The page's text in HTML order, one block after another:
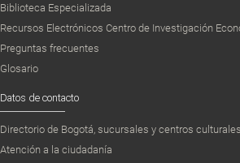
Biblioteca Especializada
Recursos Electrónicos Centro de Investigación
Preguntas frecuentes
Glosario
Datos de contacto
Directorio de Bogotá, sucursales y centros culturales
Atención a la ciudadanía